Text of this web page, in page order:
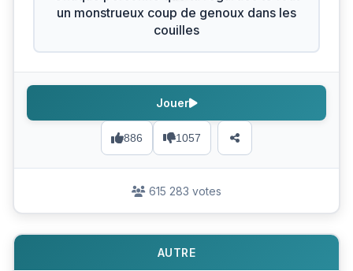
un monstrueux coup de genoux dans les
couilles
886 1057
Jouer
615 283 votes
AUTRE